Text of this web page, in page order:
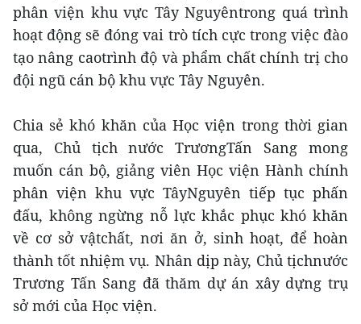
phân viện khu vực Tây Nguyêntrong quá trình
hoạt động sẽ đóng vai trò tích cực trong việc đào
tạo nâng caotrình độ và phẩm chất chính trị cho
đội ngũ cán bộ khu vực Tây Nguyên.
Chia sẻ khó khăn của Học viện trong thời gian
qua, Chủ tịch nước TrươngTấn Sang mong
muốn cán bộ, giảng viên Học viện Hành chính
phân viện khu vực TâyNguyên tiếp tục phấn
đấu, không ngừng nỗ lực khắc phục khó khăn
về cơ sở vậtchất, nơi ăn ở, sinh hoạt, để hoàn
thành tốt nhiệm vụ. Nhân dịp này, Chủ tịchnước
Trương Tấn Sang đã thăm dự án xây dựng trụ
sở mới của Học viện.